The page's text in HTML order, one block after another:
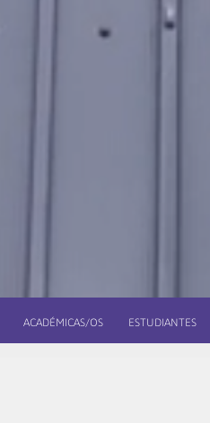
ACADÉMICAS/OS ESTUDIANTES